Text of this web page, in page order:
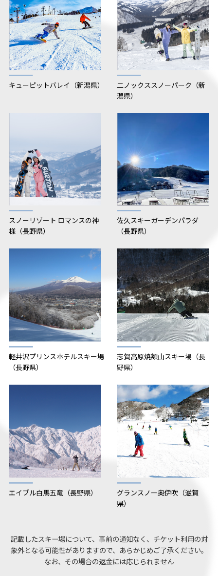
キューピットバレイ（新潟県）
二ノックススノーパーク（新
潟県）
スノーリゾート ロマンスの神
様（長野県）
佐久スキーガーデンパラダ
（長野県）
軽井沢プリンスホテルスキー場
（長野県）
志賀高原焼額山スキー場（長
野県）
エイブル白馬五竜（長野県）
グランスノー奥伊吹（滋賀
県）
記載したスキー場について、事前の通知なく、チケット利用の対
象外となる可能性がありますので、あらかじめご了承ください。
なお、その場合の返金には応じられません